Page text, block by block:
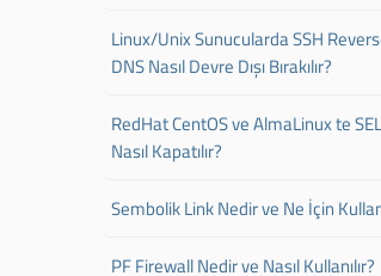
Linux/Unix Sunucularda SSH
DNS Nasıl Devre Dışı Bırakılır?
RedHat CentOS ve AlmaLinux te
Nasıl Kapatılır?
Sembolik Link Nedir ve Ne İçin
PF Firewall Nedir ve Nasıl Kullanılır?